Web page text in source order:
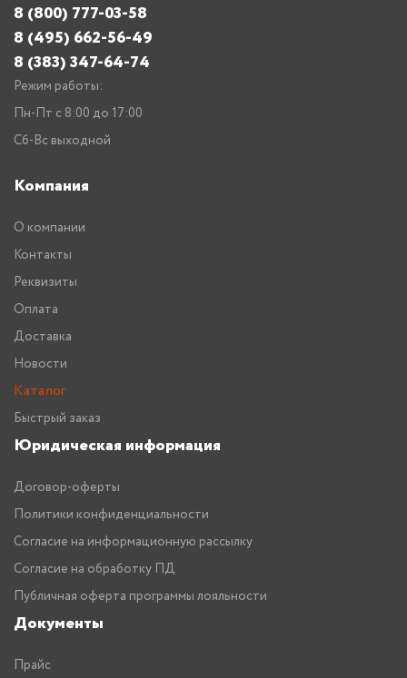
8 (800) 777-03-58
8 (495) 662-56-49
8 (383) 347-64-74
Режим работы:
Пн-Пт с 8:00 до 17:00
Сб-Вс выходной
Компания
О компании
Контакты
Реквизиты
Оплата
Доставка
Новости
Каталог
Быстрый заказ
Юридическая информация
Договор-оферты
Политики конфиденциальности
Согласие на информационную рассылку
Согласие на обработку ПД
Публичная оферта программы лояльности
Документы
Прайс